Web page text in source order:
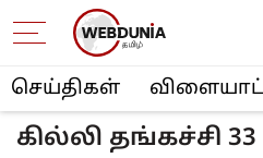
செய்திகள்
கில்லி தங்கச்சி